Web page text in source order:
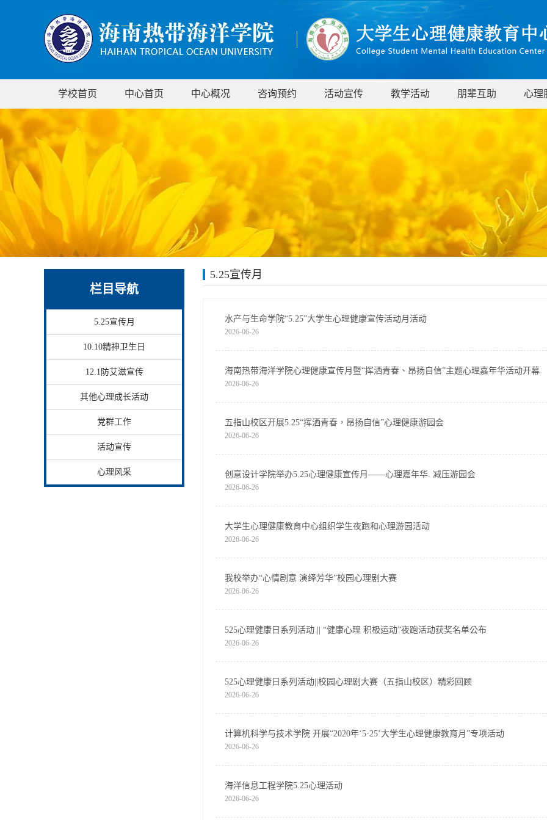
学校首页 中心首页 中心概况 咨询预约 活动宣传 教学活动 朋辈互助 心理
栏目导航
5.25宣传月
10.10精神卫生日
12.1防艾滋宣传
其他心理成长活动
党群工作
活动宣传
心理风采
5.25宣传月
水产与生命学院“5.25”大学生心理健康宣传活动月活动
2026-06-26
海南热带海洋学院心理健康宣传月暨“挥洒青春、昂扬自信”主题心理嘉年华活动开幕
2026-06-26
五指山校区开展5.25“挥洒青春，昂扬自信”心理健康游园会
2026-06-26
创意设计学院举办5.25心理健康宣传月——心理嘉年华. 减压游园会
2026-06-26
大学生心理健康教育中心组织学生夜跑和心理游园活动
2026-06-26
我校举办“心情剧意 演绎芳华”校园心理剧大赛
2026-06-26
525心理健康日系列活动 || “健康心理 积极运动”夜跑活动获奖名单公布
2026-06-26
525心理健康日系列活动||校园心理剧大赛（五指山校区）精彩回顾
2026-06-26
计算机科学与技术学院 开展“2020年‘5·25’大学生心理健康教育月”专项活动
2026-06-26
海洋信息工程学院5.25心理活动
2026-06-26